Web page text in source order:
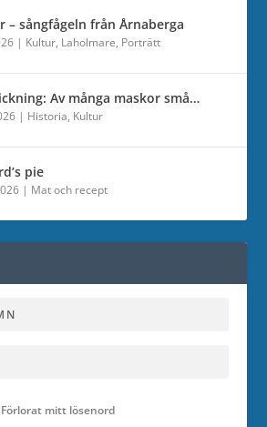
– sångfågeln från Årnaberga
| Kultur, Laholmare, Porträtt
Av många maskor små…
| Historia, Kultur
pie
| Mat och recept
Förlorat mitt lösenord